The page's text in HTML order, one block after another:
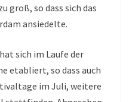
groß, so dass sich das
ansiedelte.
sich im Laufe der
etabliert, so dass auch
im Juli, weitere